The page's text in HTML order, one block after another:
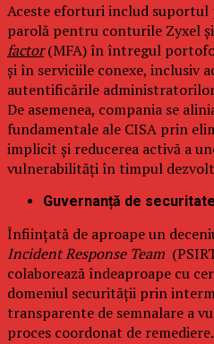
Aceste eforturi includ
parolă pentru conturile Zyxel
factor(MFA) în întregul
și în serviciile conexe, inclusiv
autentificările
De asemenea, compania se
fundamentale ale CISA prin
implicit și reducerea activă a
vulnerabilități în timpul
Guvernanță de
Înființată de aproape un
Incident Response Team
colaborează îndeaproape cu
domeniul securității prin
transparente de semnalare a
proces coordonat de remediere.